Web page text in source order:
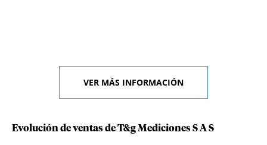
VER MÁS INFORMACIÓN
Evolución de ventas de T&g Mediciones S A S